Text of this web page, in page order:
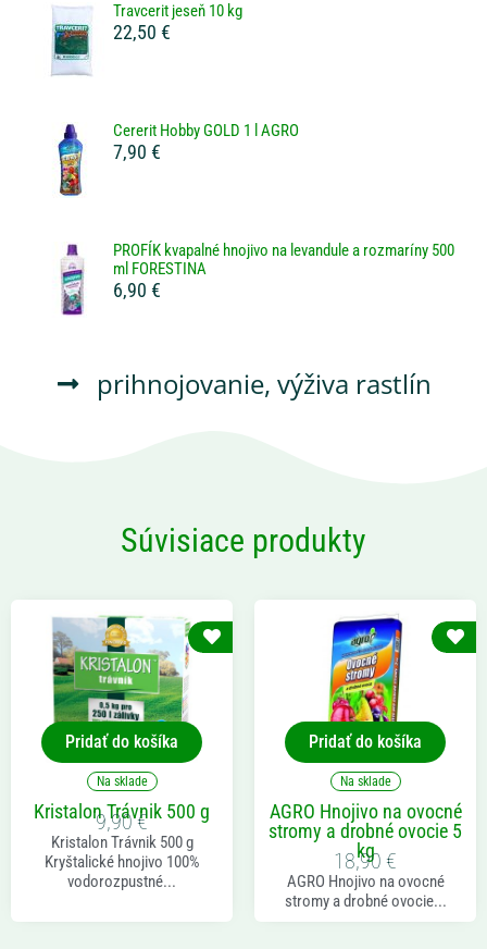
Travcerit jeseň 10 kg
22,50 €
Cererit Hobby GOLD 1 l AGRO
7,90 €
PROFÍK kvapalné hnojivo na levandule a rozmaríny 500
ml FORESTINA
6,90 €
prihnojovanie, výživa rastlín
Súvisiace produkty
Pridať do košíka
Na sklade
Kristalon Trávnik 500 g
9,90€
Kristalon Trávnik 500 g
Kryštalické hnojivo 100%
vodorozpustné...
Pridať do košíka
Na sklade
AGRO Hnojivo na ovocné
stromy a drobné ovocie 5
kg
18,90 €
AGRO Hnojivo na ovocné
stromy a drobné ovocie...